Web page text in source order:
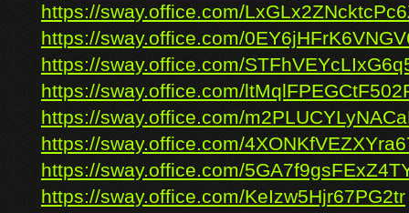
https://sway.office.com/
https://sway.office.com/
https://sway.office.com/
https://sway.office.com/
https://sway.office.com/
https://sway.office.com/
https://sway.office.com/
https://sway.office.com/KeIzw5Hjr67PG2tr